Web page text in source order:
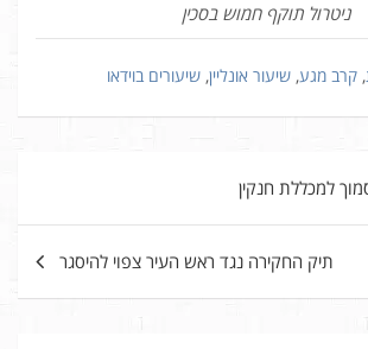
ניטרול תוקף חמוש בסכין
, קרב מגע, שיעור אונליין, שיעורים בוידאו
למכללת חנקין
תיק החקירה נגד ראש העיר צפוי להיסגר